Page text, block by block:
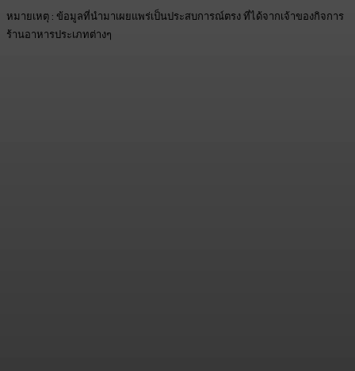
หมายเหตุ : ข้อมูลที่นำมาเผยแพร่เป็นประสบการณ์ตรง ที่ได้จากเจ้าของกิจการ
ร้านอาหารประเภทต่างๆ